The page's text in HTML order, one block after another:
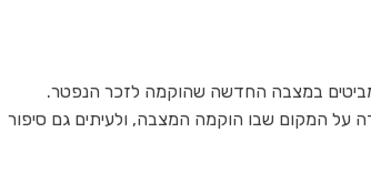
במצבה החדשה שהוקמה לזכר הנפטר.
המקום שבו הוקמה המצבה, ולעיתים גם סיפור